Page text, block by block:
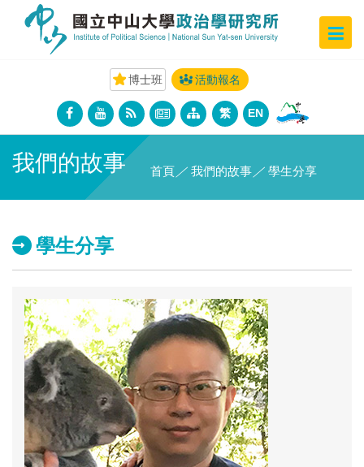
博士班 活動報名
繁 EN
我們的故事 首頁 ／ 我們的故事 ／ 學生分享
學生分享